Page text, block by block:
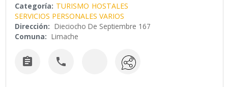
Categoría: TURISMO HOSTALES
SERVICIOS PERSONALES VARIOS
Dirección: Dieciocho De Septiembre 167
Comuna: Limache
 